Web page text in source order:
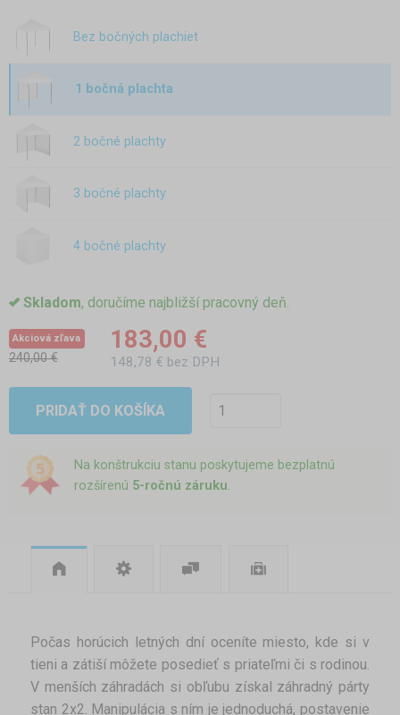
Bez bočných plachiet
1 bočná plachta
2 bočné plachty
3 bočné plachty
4 bočné plachty
Skladom, doručíme najbližší pracovný deň.
Akciová zľava
240,00 €
183,00 €
148,78 € bez DPH
PRIDAŤ DO KOŠÍKA
Na konštrukciu stanu poskytujeme bezplatnú
rozšírenú 5-ročnú záruku.
Počas horúcich letných dní oceníte miesto, kde si v
tieni a zátiší môžete posedieť s priateľmi či s rodinou.
V menších záhradách si obľubu získal záhradný párty
stan 2x2. Manipulácia s ním je jednoduchá, postavenie